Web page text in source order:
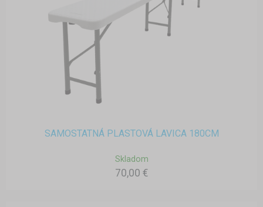
SAMOSTATNÁ PLASTOVÁ LAVICA 180CM
Skladom
70,00 €